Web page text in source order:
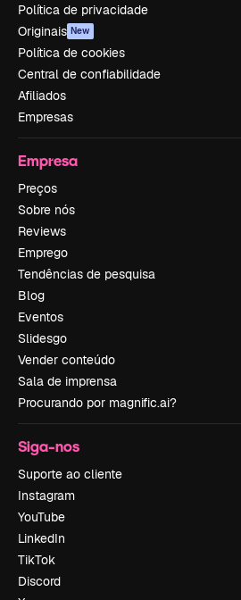
Política de privacidade
Originais New
Política de cookies
Central de confiabilidade
Afiliados
Empresas
Empresa
Preços
Sobre nós
Reviews
Emprego
Tendências de pesquisa
Blog
Eventos
Slidesgo
Vender conteúdo
Sala de imprensa
Procurando por magnific.ai?
Siga-nos
Suporte ao cliente
Instagram
YouTube
LinkedIn
TikTok
Discord